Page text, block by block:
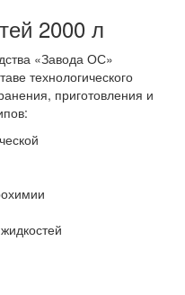
2000 л
«Завода ОС»
технологического
приготовления и